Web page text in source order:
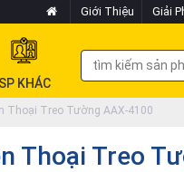
Giới Thiệu Giải
SP KHÁC
Thoại Treo Tường AAX-4100
Thoại Treo